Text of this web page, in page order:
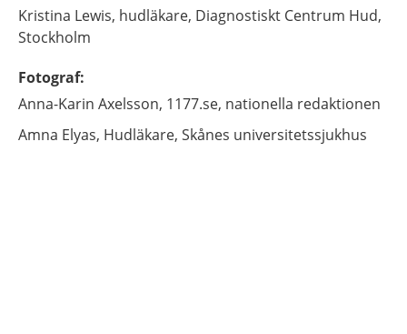
Kristina Lewis, hudläkare, Diagnostiskt Centrum Hud,
Stockholm
Fotograf:
Anna-Karin Axelsson, 1177.se, nationella redaktionen
Amna Elyas, Hudläkare, Skånes universitetssjukhus